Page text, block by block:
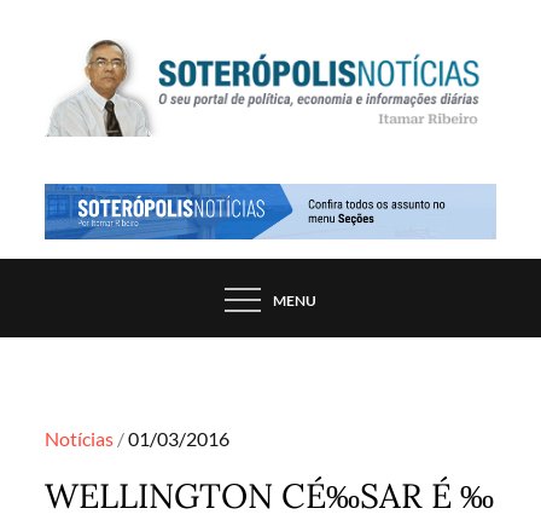
SOTERÓPOLIS NOTÍCIAS
PORTAL DE NOTÍCIAS DE SALVADOR E
MENU
Notícias Posted
01/03/2016
WELLINGTON CÉ‰SAR É ‰